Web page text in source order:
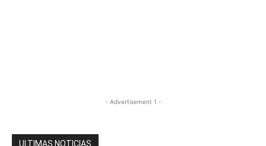
- Advertisement 1 -
ULTIMAS NOTICIAS